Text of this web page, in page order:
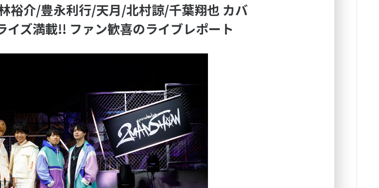
介/豊永利行/天月/北村諒/千葉翔也 カバ
イズ満載!! ファン歓喜のライブレポート